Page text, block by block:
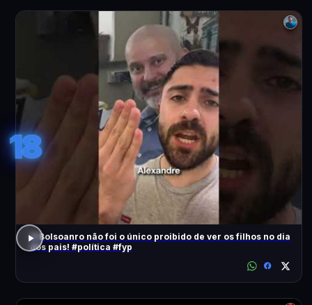
18
O Bolsoanro não foi o único proibido de ver os filhos no dia
dos pais! #política #fyp